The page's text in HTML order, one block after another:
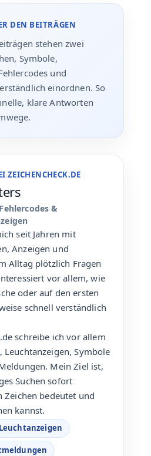
DEN BEITRÄGEN
stehen zwei
Symbole,
und
einordnen. So
klare Antworten
ZEICHENCHECK.DE
&
seit Jahren mit
Anzeigen und
Alltag plötzlich Fragen
vor allem, wie
oder auf den ersten
schnell verständlich
schreibe ich vor allem
Leuchtanzeigen, Symbole
Mein Ziel ist,
Suchen sofort
Zeichen bedeutet und
kannst.
Leuchtanzeigen